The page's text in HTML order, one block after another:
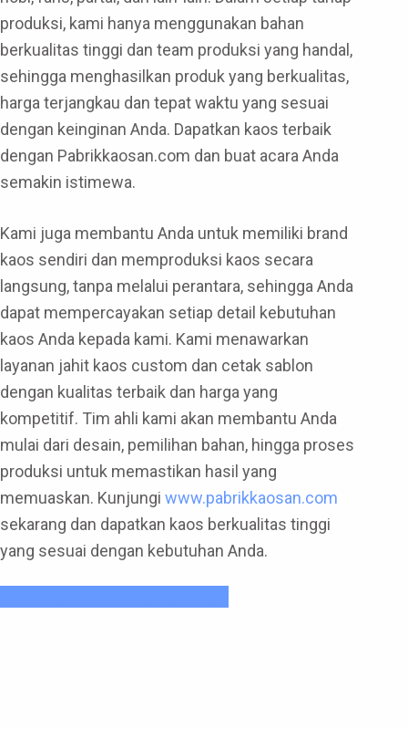
produksi, kami hanya menggunakan bahan
berkualitas tinggi dan team produksi yang handal,
sehingga menghasilkan produk yang berkualitas,
harga terjangkau dan tepat waktu yang sesuai
dengan keinginan Anda. Dapatkan kaos terbaik
dengan Pabrikkaosan.com dan buat acara Anda
semakin istimewa.
Kami juga membantu Anda untuk memiliki brand
kaos sendiri dan memproduksi kaos secara
langsung, tanpa melalui perantara, sehingga Anda
dapat mempercayakan setiap detail kebutuhan
kaos Anda kepada kami. Kami menawarkan
layanan jahit kaos custom dan cetak sablon
dengan kualitas terbaik dan harga yang
kompetitif. Tim ahli kami akan membantu Anda
mulai dari desain, pemilihan bahan, hingga proses
produksi untuk memastikan hasil yang
memuaskan. Kunjungi www.pabrikkaosan.com
sekarang dan dapatkan kaos berkualitas tinggi
yang sesuai dengan kebutuhan Anda.